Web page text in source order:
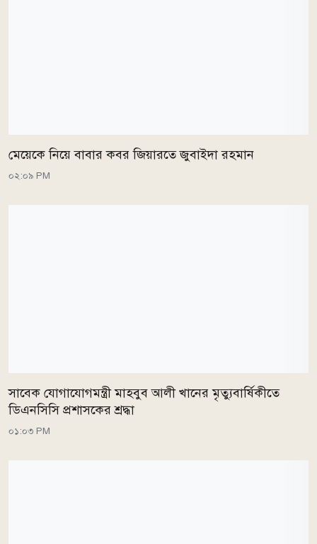
মেয়েকে নিয়ে বাবার কবর জিয়ারতে জুবাইদা রহমান
০২:০৯ PM
সাবেক যোগাযোগমন্ত্রী মাহবুব আলী খানের মৃত্যুবার্ষিকীতে
ডিএনসিসি প্রশাসকের শ্রদ্ধা
০১:০৩ PM